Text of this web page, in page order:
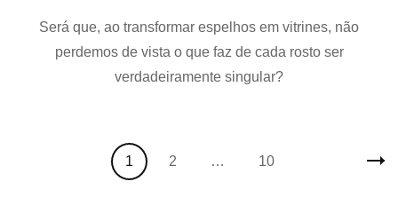
A
pressão
em
Será que, ao transformar espelhos em vitrines, não
perdemos de vista o que faz de cada rosto ser
verdadeiramente singular?
navigation
Page
1 Page
2 … Page
10